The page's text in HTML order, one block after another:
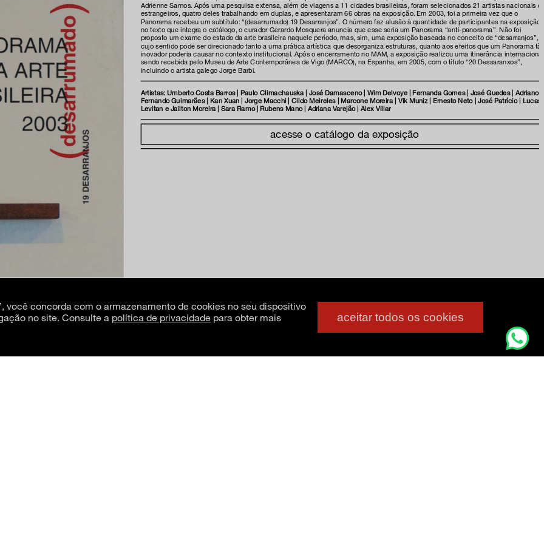
Adrienne Samos. Após uma pesquisa extensa, além de viagens a 11 cidades brasileiras, foram selecionados 21 artistas nacionais e
estrangeiros, quatro deles trabalhando em duplas, e apresentaram 66 obras na exposição. Em 2003, foi a primeira vez que o
Panorama recebeu um subtítulo: “(desarrumado) 19 Desarranjos”. O número faz alusão à quantidade de participantes na exposição
no texto que integra o catálogo, o curador Gerardo Mosquera anuncia que esse seria um Panorama “anti-panorama”. Não foi
proposto um exame do estado da arte brasileira naquele período, mas, sim, uma exposição baseada no conceito de “desarranjos”,
cujo sentido pode ser direcionado tanto a uma prática artística que desorganiza estruturas, quanto aos efeitos que um Panorama
inovador poderia causar no contexto institucional. Após o encerramento no MAM, a exposição realizou uma itinerância
sendo recebida pelo Museu de Arte Contemporânea de Vigo (MARCO), na Espanha, em 2005, com o título “20 Dessaranxos”,
incluindo o artista galego Jorge Barbi.
Artistas: Umberto Costa Barros | Paulo Climachauska | José Damasceno | Wim Delvoye | Fernanda Gomes | José Guedes | Adriano e
Fernando Guimarães | Kan Xuan | Jorge Macchi | Cildo Meireles | Marcone Moreira | Vik Muniz | Ernesto Neto | José Patrício | Lucas
Levitan e Jailton Moreira | Sara Ramo | Rubens Mano | Adriana Varejão | Alex Villar
acesse o catálogo da exposição
inscreva-se na nossa newsletter
sobre o mam
imprensa
transparência
contato
você concorda com o armazenamento de cookies no seu dispositivo
no site. Consulte a política de privacidade para obter mais
aceitar todos os cookies